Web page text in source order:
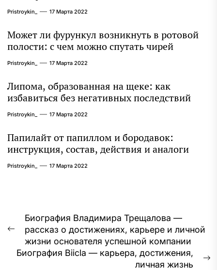
Pristroykin_ 17 Марта 2022
Может ли фурункул возникнуть в ротовой
полости: с чем можно спутать чирей
Pristroykin_ 17 Марта 2022
Липома, образованная на щеке: как
избавиться без негативных последствий
Pristroykin_ 17 Марта 2022
Папилайт от папиллом и бородавок:
инструкция, состав, действия и аналоги
Pristroykin_ 17 Марта 2022
Навигация
по
записям
Предыдущая
запись:
Биография Владимира Трещалова —
рассказ о достижениях, карьере и личной
жизни основателя успешной компании
Биография Biicla — карьера, достижения,
личная жизнь